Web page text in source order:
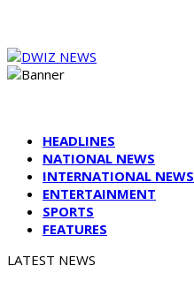
HEADLINES
NATIONAL NEWS
INTERNATIONAL NEWS
ENTERTAINMENT
SPORTS
FEATURES
LATEST NEWS